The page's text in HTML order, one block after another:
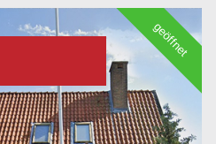
geöffnet